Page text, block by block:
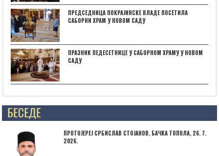
ПРЕДСЕДНИЦА ПОКРАЈИНСКЕ ВЛАДЕ ПОСЕТИЛА
САБОРНИ ХРАМ У НОВОМ САДУ
ПРАЗНИК ПЕДЕСЕТНИЦЕ У САБОРНОМ ХРАМУ У НОВОМ
САДУ
Posts not found
ПРОТОЈЕРЕЈ СРБИСЛАВ СТОЈАНОВ, БАЧКА ТОПОЛА, 26. 7.
2026.